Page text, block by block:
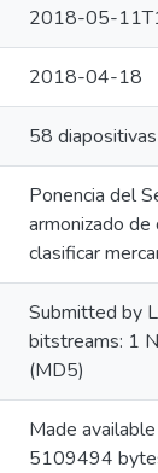
2018-05-
2018-04-18
58 diapositivas
Ponencia del
armonizado de
clasificar
Submitted by
bitstreams: 1
(MD5)
Made
5109494